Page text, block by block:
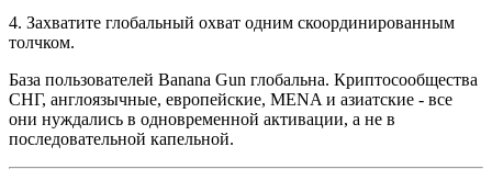
4. Захватите глобальный охват одним скоординированным
толчком.
База пользователей Banana Gun глобальна. Криптосообщества
СНГ, англоязычные, европейские, MENA и азиатские - все
они нуждались в одновременной активации, а не в
последовательной капельной.